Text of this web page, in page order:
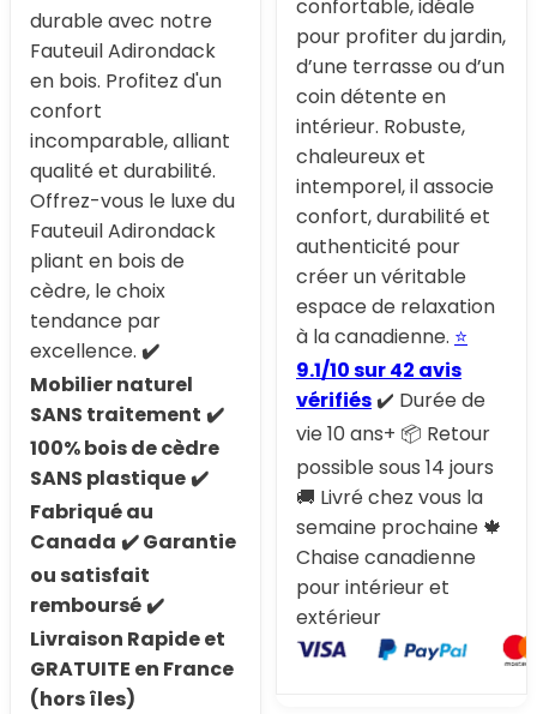
durable avec notre
Fauteuil Adirondack
en bois. Profitez d'un
confort
incomparable, alliant
qualité et durabilité.
Offrez-vous le luxe du
Fauteuil Adirondack
pliant en bois de
cèdre, le choix
tendance par
excellence. ✔️
Mobilier naturel
SANS traitement ✔️
100% bois de cèdre
SANS plastique✔️
Fabriqué au
Canada ✔️ Garantie
ou satisfait
remboursé✔️
Livraison Rapide et
GRATUITE en France
(hors îles)
confortable, idéale
pour profiter du jardin,
d’une terrasse ou d’un
coin détente en
intérieur. Robuste,
chaleureux et
intemporel, il associe
confort, durabilité et
authenticité pour
créer un véritable
espace de relaxation
à la canadienne. ⭐
9.1/10 sur 42 avis
vérifiés✔️ Durée de
vie 10 ans+ 📦 Retour
possible sous 14 jours
🚚 Livré chez vous la
semaine prochaine 🍁
Chaise canadienne
pour intérieur et
extérieur